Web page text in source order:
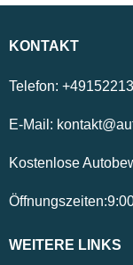
KONTAKT
Telefon:
E-Mail:
Kostenlose
Öffnungszeiten:
WEITERE LINKS